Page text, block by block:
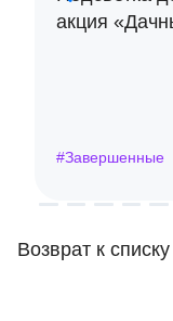
акция
#Завершенные
Возврат к списку